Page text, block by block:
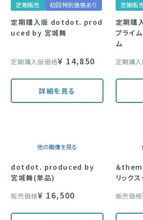
定期販売
初回特別価格あり
定期購入版 dotdot. prod
uced by 宮城舞
定期購入版価格¥ 14,850
詳細を見る
定期販
定期購
プライ
ム
定期購
他の画像を見る
dotdot. produced by
宮城舞(単品)
販売価格¥ 16,500
＆
リック
販売価格